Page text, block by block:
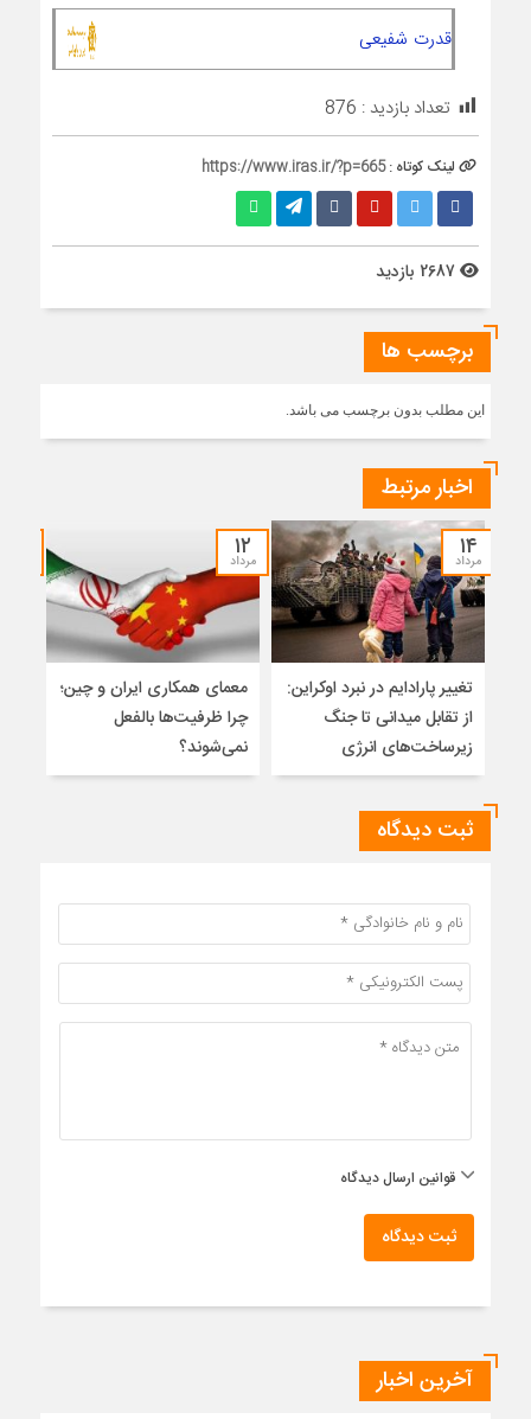
قدرت شفیعی
تعداد بازدید : 876
لینک کوتاه :https://www.iras.ir/?p=665
برچسب ها
این مطلب بدون برچسب می باشد.
اخبار مرتبط
۱۴
مرداد
تغییر پارادایم در نبرد اوکراین:
از تقابل میدانی تا جنگ
زیرساخت‌های انرژی
۱۲
مرداد
معمای همکاری ایران و چین؛
چرا ظرفیت‌ها بالفعل
نمی‌شوند؟
ثبت دیدگاه
قوانین ارسال دیدگاه
ثبت دیدگاه
آخرین اخبار